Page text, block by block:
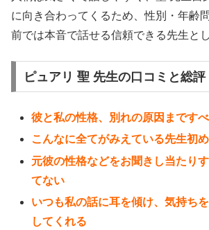
に向き合わってくるため、性別・年齢
前では本音で話せる信頼できる先生と
ピュアリ 聖 先生の口コミと総評
彼と私の性格、別れの原因まです
こんなに全てがみえている先生初
元彼の性格などをお聞きし当たり
てない
いつも私の話に耳を傾け、気持ち
してくれる